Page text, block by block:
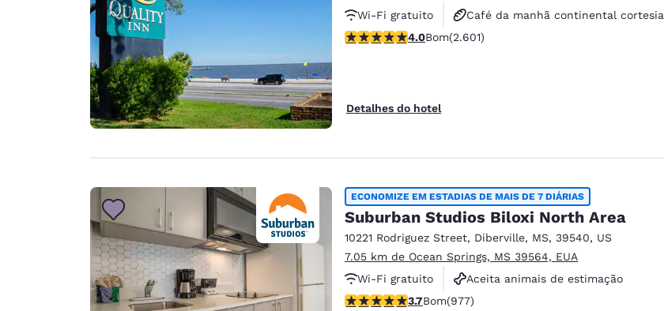
Wi-Fi gratuito
Café da manhã continental cortesia
Café da manhã quente cortesia
classificação 3.95 estrelas. Bom. 2601 avaliações
4.0Bom(2.601)
Detalhes do hotel
ECONOMIZE EM ESTADIAS DE MAIS DE 7 DIÁRIAS
Suburban Studios Biloxi North Area
10221 Rodriguez Street, Diberville, MS, 39540, US
7.05 km de Ocean Springs, MS 39564, EUA
Wi-Fi gratuito
Aceita animais de estimação
Academia de ginástica
classificação 3.72 estrelas. Bom. 977 avaliações
3.7Bom(977)